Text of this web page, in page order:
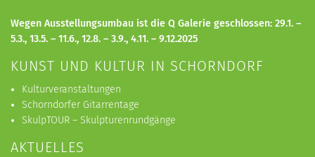
Wegen Ausstellungsumbau ist die Q Galerie geschlossen: 29.1. –
5.3., 13.5. – 11.6., 12.8. – 3.9., 4.11. – 9.12.2025
KUNST UND KULTUR IN SCHORNDORF
Kulturveranstaltungen
Schorndorfer Gitarrentage
SkulpTOUR – Skulpturenrundgänge
AKTUELLES